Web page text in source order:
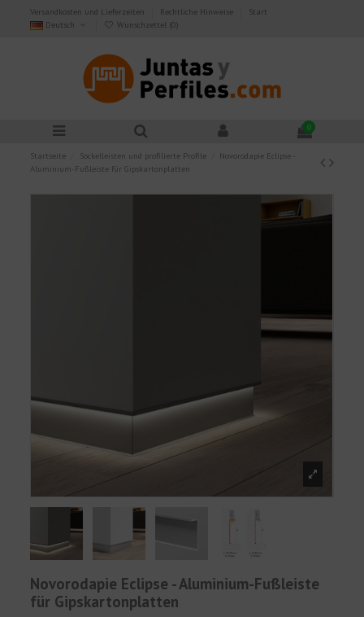
Versandkosten und Lieferzeiten Rechtliche Hinweise
Start
Deutsch
Wunschzettel (0)
0
Startseite Sockelleisten und profilierte Profile
Novorodapie Eclipse -
Aluminium-Fußleiste für Gipskartonplatten
Novorodapie Eclipse - Aluminium-Fußleiste
für Gipskartonplatten